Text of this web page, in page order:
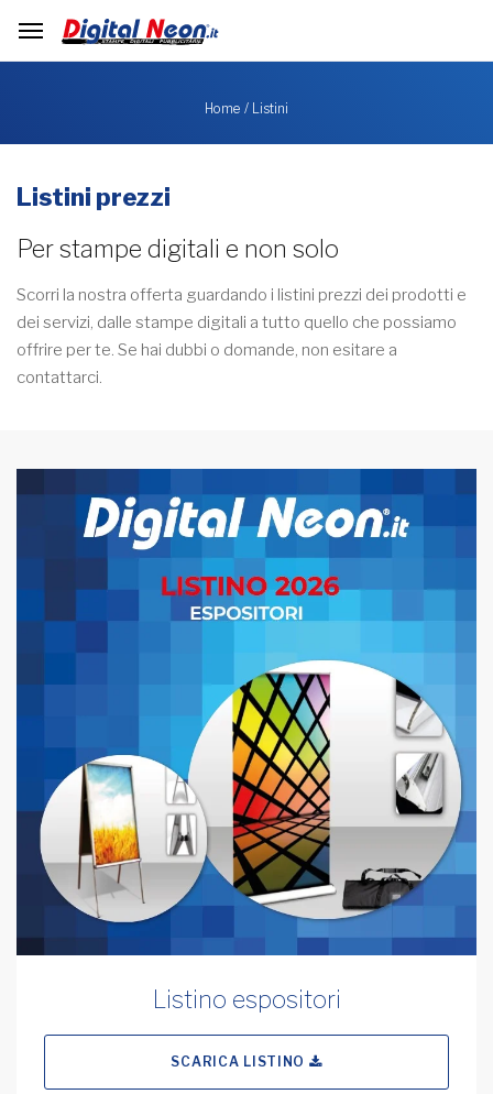
Home Listini
Listini prezzi
Per stampe digitali e non solo
Scorri la nostra offerta guardando i listini prezzi dei prodotti e
dei servizi, dalle stampe digitali a tutto quello che possiamo
offrire per te. Se hai dubbi o domande, non esitare a
contattarci.
Listino espositori
SCARICA LISTINO